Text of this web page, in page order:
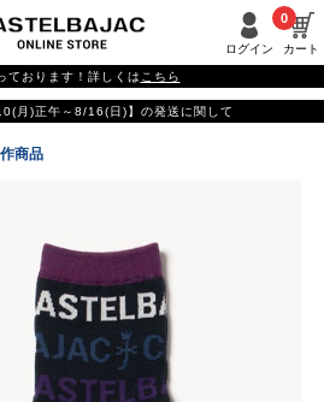
ログイン カート
0
ております！詳しくは こちら
月)正午～8/16(日)】の発送に関して
商品